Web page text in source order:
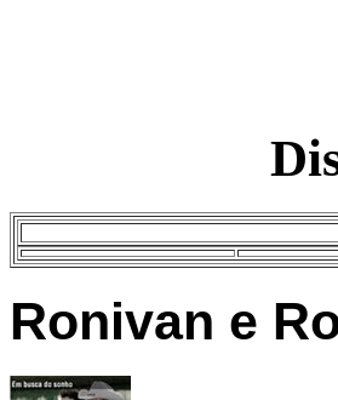
Ronivan e